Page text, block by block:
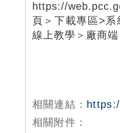
https://
頁＞下載專區>
線上教學＞廠商
相關連結：
相關附件：